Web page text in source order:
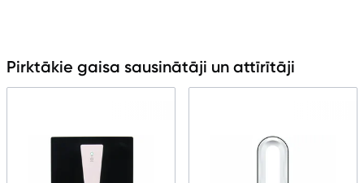
Pirktākie gaisa sausinātāji un attīrītāji